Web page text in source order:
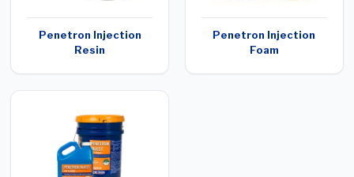
Penetron Injection
Resin
Penetron Injection
Foam